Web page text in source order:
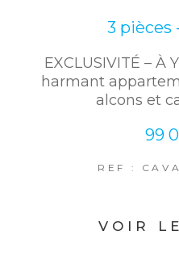
3 pièces
EXCLUSIVITÉ – À
harmant
alcons et
99
REF :
VOIR